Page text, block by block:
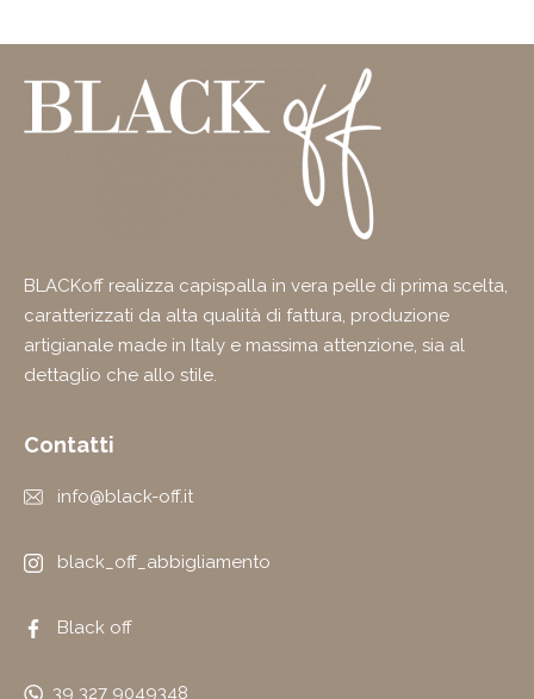
BLACKoff realizza capispalla in vera pelle di prima scelta,
caratterizzati da alta qualità di fattura, produzione
artigianale made in Italy e massima attenzione, sia al
dettaglio che allo stile.
Contatti
info@black-off.it
black_off_abbigliamento
Black off
39 327 9049348